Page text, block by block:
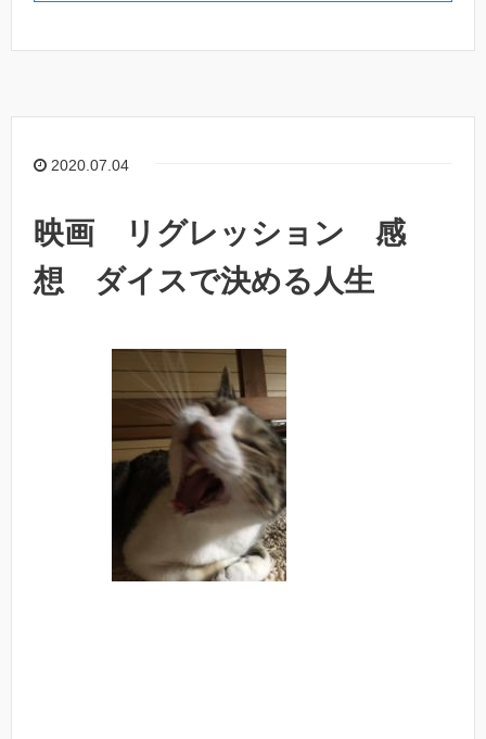
2020.07.04
映画 リグレッション 感
想 ダイスで決める人生